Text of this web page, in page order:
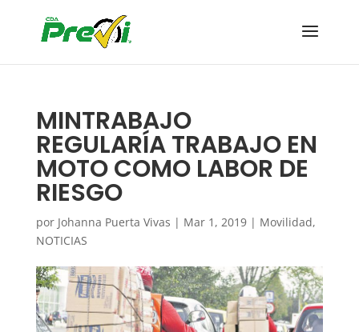
MINTRABAJO
REGULARÍA TRABAJO EN
MOTO COMO LABOR DE
RIESGO
por Johanna Puerta Vivas | Mar 1, 2019| Movilidad,
NOTICIAS